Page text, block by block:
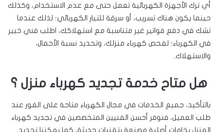
أي ترك الأجهزة الكهربائية تعمل حتى مع عدم الاستخدام، وكذلك
حينما يكون هناك تسريب، أو سرقة للتيار الكهربائي؛ لذلك عندما
تشك في دفع فواتير غير متناسبة مع استهلاكك، اطلب فني خبير
في الكهرباء؛ لفحص كهرباء منزلك، وتحديد نسبة الأحمال،
والاستهلاك.
هل متاح خدمة تجديد كهرباء منزل ؟
بالتأكيد، جميع الخدمات في مجال الكهرباء متاحة على الفور عند
طلب العميل، فنوفر أحسن الفنيين المتخصصين في تجديد كهرباء
المنزل بخامات أصلية مصنعة بتقنيات حديثة، كما يمكننا تجديد